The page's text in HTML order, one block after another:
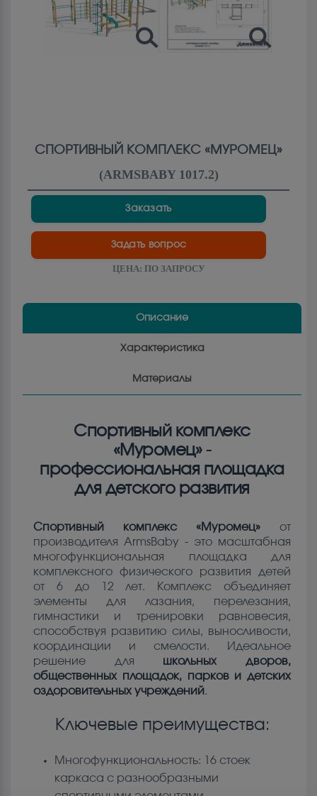
СПОРТИВНЫЙ КОМПЛЕКС «МУРОМЕЦ»
(ARMSBABY 1017.2)
Заказать
Задать вопрос
ЦЕНА: ПО ЗАПРОСУ
Описание
Характеристика
Материалы
Спортивный комплекс
«Муромец» -
профессиональная площадка
для детского развития
Спортивный комплекс «Муромец» от
производителя ArmsBaby - это масштабная
многофункциональная площадка для
комплексного физического развития детей
от 6 до 12 лет. Комплекс объединяет
элементы для лазания, перелезания,
гимнастики и тренировки равновесия,
способствуя развитию силы, выносливости,
координации и смелости. Идеальное
решение для школьных дворов,
общественных площадок, парков и детских
оздоровительных учреждений.
Ключевые преимущества:
Многофункциональность: 16 стоек
каркаса с разнообразными